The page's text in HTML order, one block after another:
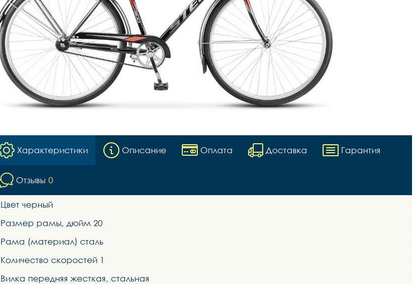
Характеристики Описание Оплата Доставка Гарантия
Отзывы 0
Цвет черный
Размер рамы, дюйм 20
Рама (материал) сталь
Количество скоростей 1
Вилка передняя жесткая, стальная